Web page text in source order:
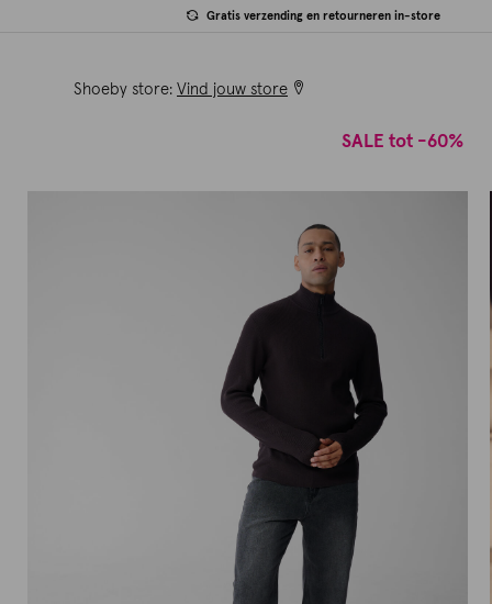
Gratis verzending en retourneren in-store
Shoeby store: Vind jouw store
SALE tot -60%